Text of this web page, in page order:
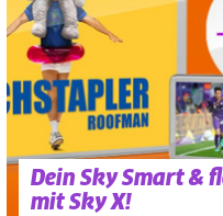
Dein Sky Smart &
mit Sky X!